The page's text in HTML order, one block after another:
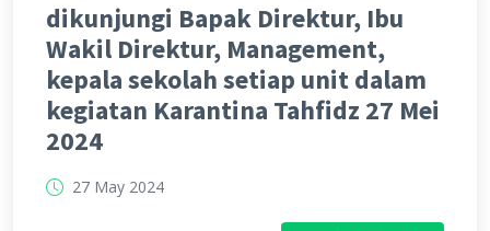
dikunjungi Bapak Direktur, Ibu
Wakil Direktur, Management,
kepala sekolah setiap unit dalam
kegiatan Karantina Tahfidz 27 Mei
2024
27 May 2024